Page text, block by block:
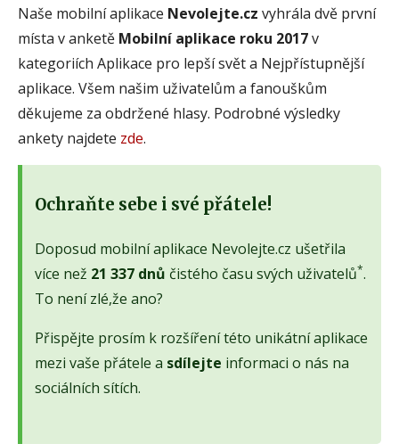
Naše mobilní aplikace Nevolejte.cz vyhrála dvě první
místa v anketě Mobilní aplikace roku 2017v
kategoriích Aplikace pro lepší svět a Nejpřístupnější
aplikace. Všem našim uživatelům a fanouškům
děkujeme za obdržené hlasy. Podrobné výsledky
ankety najdete zde.
Ochraňte sebe i své přátele!
Doposud mobilní aplikace Nevolejte.cz ušetřila
více než 21 337 dnů čistého času svých uživatelů*.
To není zlé,že ano?
Přispějte prosím k rozšíření této unikátní aplikace
mezi vaše přátele a sdílejte informaci o nás na
sociálních sítích.